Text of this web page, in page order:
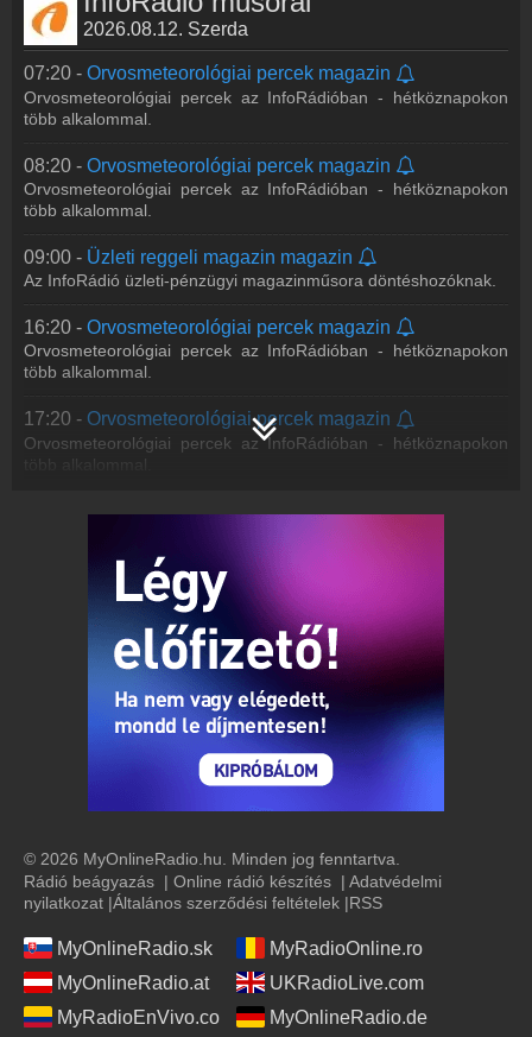
17:20 -Orvosmeteorológiai percek magazin
Orvosmeteorológiai percek az InfoRádióban - hétköznapokon
több alkalommal.
Az InfoRádió tudományos magazinműsora a legfrissebb kutatási
eredményekkel, felfedezésekkel, szakértőkkel és tudósokkal –
első kézből.
19:30 - Hetes magazin
Hetes – Az InfoRádió kézilabda-magazinja
20:00 - Katedra magazin
Az InfoRádió oktatási magazinja.
Kül- és belpolitika, gazdaság, közélet - esti hírcsokor.
2026.08.12. Szerda
07:20 - Orvosmeteorológiai percek magazin
Orvosmeteorológiai percek az InfoRádióban - hétköznapokon
több alkalommal.
08:20 - Orvosmeteorológiai percek magazin
Orvosmeteorológiai percek az InfoRádióban - hétköznapokon
több alkalommal.
09:00 - Üzleti reggeli magazin magazin
Az InfoRádió üzleti-pénzügyi magazinműsora döntéshozóknak.
16:20 - Orvosmeteorológiai percek magazin
Orvosmeteorológiai percek az InfoRádióban - hétköznapokon
több alkalommal.
17:20 - Orvosmeteorológiai percek magazin
Orvosmeteorológiai percek az InfoRádióban - hétköznapokon
GeoTrendek magazin
GeoTrendek, az InfoRádió külgazdasági és geopolitikai műsora,
minden szerdán este 7 órakor.
Párbeszéd a gazdaságról magazin
Növekedés, infláció, államadósság, foglalkoztatás,
versenyképesség, makrogazdasági adatok és mindaz, ami
mögöttük van. Azonos adatok, különböző nézőpo
...
Napinfó magazin
Kül- és belpolitika, gazdaság, közélet - esti hírcsokor.
© 2026 MyOnlineRadio.hu. Minden jog fenntartva.
Rádió beágyazás | Online rádió készítés | Adatvédelmi
nyilatkozat |Általános szerződési feltételek |RSS
MyOnlineRadio.sk
MyRadioOnline.ro
MyOnlineRadio.at
UKRadioLive.com
MyRadioEnVivo.co
MyOnlineRadio.de